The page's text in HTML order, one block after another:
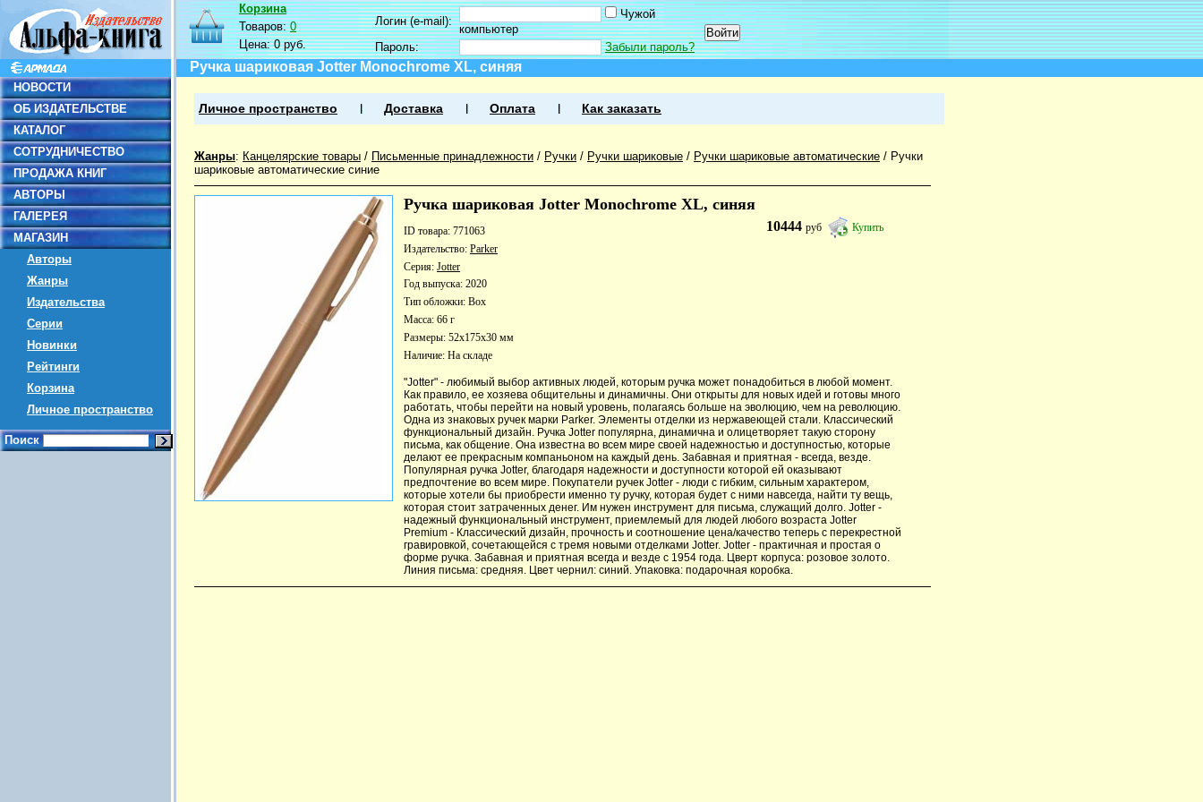
НОВОСТИ
ОБ ИЗДАТЕЛЬСТВЕ
КАТАЛОГ
СОТРУДНИЧЕСТВО
ПРОДАЖА КНИГ
АВТОРЫ
ГАЛЕРЕЯ
МАГАЗИН
Авторы
Жанры
Издательства
Серии
Новинки
Рейтинги
Корзина
Личное пространство
Поиск
Корзина
Товаров:0
Цена:0 руб.
Логин (e-mail):
Чужой
компьютер
Пароль:
Забыли пароль?
Ручка шариковая Jotter Monochrome XL, синяя
Личное пространство Доставка Оплата Как заказать
Жанры: Канцелярские товары / Письменные принадлежности / Ручки / Ручки шариковые / Ручки шариковые автоматические / Ручки
шариковые автоматические синие
Ручка шариковая Jotter Monochrome XL, синяя
10444руб Купить
ID товара: 771063
Издательство: Parker
Серия: Jotter
Год выпуска: 2020
Тип обложки: Box
Масса: 66 г
Размеры: 52x175x30 мм
Наличие: На складе
"Jotter" - любимый выбор активных людей, которым ручка может понадобиться в любой момент.
Как правило, ее хозяева общительны и динамичны. Они открыты для новых идей и готовы много
работать, чтобы перейти на новый уровень, полагаясь больше на эволюцию, чем на революцию.
Одна из знаковых ручек марки Parker. Элементы отделки из нержавеющей стали. Классический
функциональный дизайн. Ручка Jotter популярна, динамична и олицетворяет такую сторону
письма, как общение. Она известна во всем мире своей надежностью и доступностью, которые
делают ее прекрасным компаньоном на каждый день. Забавная и приятная - всегда, везде.
Популярная ручка Jotter, благодаря надежности и доступности которой ей оказывают
предпочтение во всем мире. Покупатели ручек Jotter - люди с гибким, сильным характером,
которые хотели бы приобрести именно ту ручку, которая будет с ними навсегда, найти ту вещь,
которая стоит затраченных денег. Им нужен инструмент для письма, служащий долго. Jotter -
надежный функциональный инструмент, приемлемый для людей любого возраста Jotter
Premium - Классический дизайн, прочность и соотношение цена/качество теперь с перекрестной
гравировкой, сочетающейся с тремя новыми отделками Jotter. Jotter - практичная и простая о
форме ручка. Забавная и приятная всегда и везде с 1954 года. Цверт корпуса: розовое золото.
Линия письма: средняя. Цвет чернил: синий. Упаковка: подарочная коробка.